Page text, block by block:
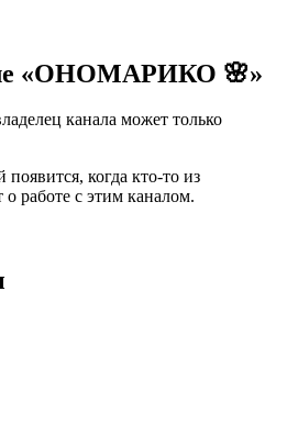
«ОНОМАРИКО 🌸»
канала может только
когда кто-то из
о работе с этим каналом.